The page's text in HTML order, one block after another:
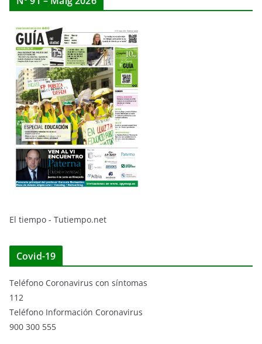
El tiempo - Tutiempo.net
Covid-19
Teléfono Coronavirus con síntomas
112
Teléfono Información Coronavirus
900 300 555